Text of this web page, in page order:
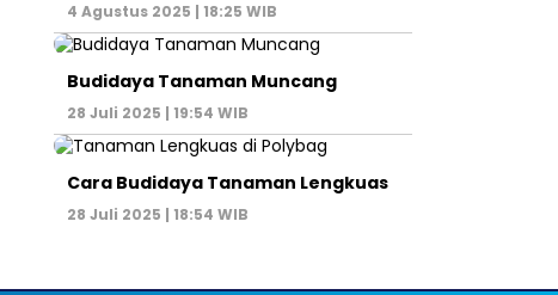
4 Agustus 2025 | 18:25 WIB
Budidaya Tanaman Muncang
28 Juli 2025 | 19:54 WIB
Cara Budidaya Tanaman Lengkuas
28 Juli 2025 | 18:54 WIB